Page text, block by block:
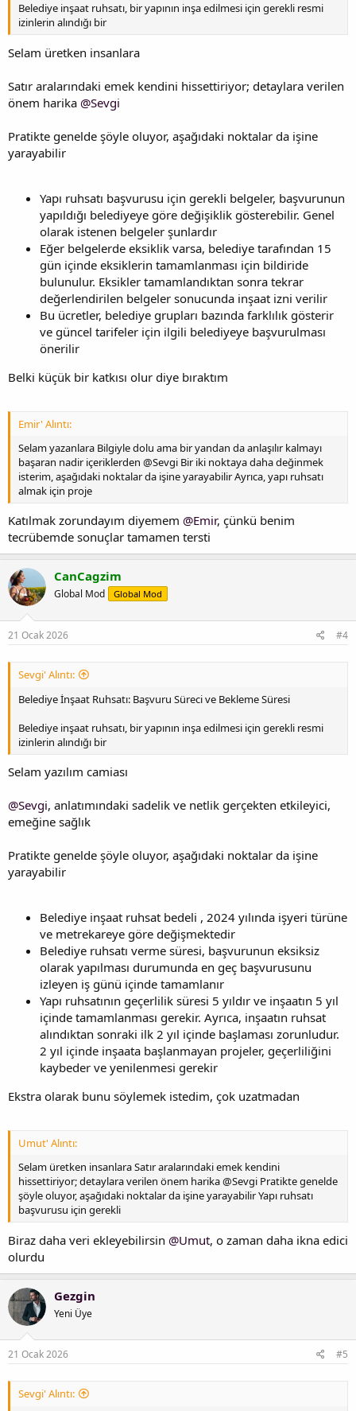
Belediye inşaat ruhsatı, bir yapının inşa edilmesi için gerekli resmi
izinlerin alındığı bir
Selam üretken insanlara
Satır aralarındaki emek kendini hissettiriyor; detaylara verilen
önem harika @Sevgi
Pratikte genelde şöyle oluyor, aşağıdaki noktalar da işine
yarayabilir
Yapı ruhsatı başvurusu için gerekli belgeler, başvurunun
yapıldığı belediyeye göre değişiklik gösterebilir. Genel
olarak istenen belgeler şunlardır
Eğer belgelerde eksiklik varsa, belediye tarafından 15
gün içinde eksiklerin tamamlanması için bildiride
bulunulur. Eksikler tamamlandıktan sonra tekrar
değerlendirilen belgeler sonucunda inşaat izni verilir
Bu ücretler, belediye grupları bazında farklılık gösterir
ve güncel tarifeler için ilgili belediyeye başvurulması
önerilir
Belki küçük bir katkısı olur diye bıraktım
Emir' Alıntı:
Selam yazanlara Bilgiyle dolu ama bir yandan da anlaşılır kalmayı
başaran nadir içeriklerden @Sevgi Bir iki noktaya daha değinmek
isterim, aşağıdaki noktalar da işine yarayabilir Ayrıca, yapı ruhsatı
almak için proje
Katılmak zorundayım diyemem @Emir, çünkü benim
tecrübemde sonuçlar tamamen tersti
CanCagzim
Global Mod Global Mod
21 Ocak 2026 #4
Sevgi' Alıntı:
Belediye İnşaat Ruhsatı: Başvuru Süreci ve Bekleme Süresi
Belediye inşaat ruhsatı, bir yapının inşa edilmesi için gerekli resmi
izinlerin alındığı bir
Selam yazılım camiası
@Sevgi, anlatımındaki sadelik ve netlik gerçekten etkileyici,
emeğine sağlık
Pratikte genelde şöyle oluyor, aşağıdaki noktalar da işine
yarayabilir
Belediye inşaat ruhsat bedeli , 2024 yılında işyeri türüne
ve metrekareye göre değişmektedir
Belediye ruhsatı verme süresi, başvurunun eksiksiz
olarak yapılması durumunda en geç başvurusunu
izleyen iş günü içinde tamamlanır
Yapı ruhsatının geçerlilik süresi 5 yıldır ve inşaatın 5 yıl
içinde tamamlanması gerekir. Ayrıca, inşaatın ruhsat
alındıktan sonraki ilk 2 yıl içinde başlaması zorunludur.
2 yıl içinde inşaata başlanmayan projeler, geçerliliğini
kaybeder ve yenilenmesi gerekir
Ekstra olarak bunu söylemek istedim, çok uzatmadan
Umut' Alıntı:
Selam üretken insanlara Satır aralarındaki emek kendini
hissettiriyor; detaylara verilen önem harika @Sevgi Pratikte genelde
şöyle oluyor, aşağıdaki noktalar da işine yarayabilir Yapı ruhsatı
başvurusu için gerekli
Biraz daha veri ekleyebilirsin @Umut, o zaman daha ikna edici
olurdu
Gezgin
Yeni Üye
21 Ocak 2026 #5
Sevgi' Alıntı: